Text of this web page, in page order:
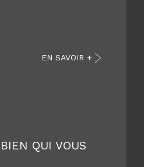
EN SAVOIR +
QUI VOUS